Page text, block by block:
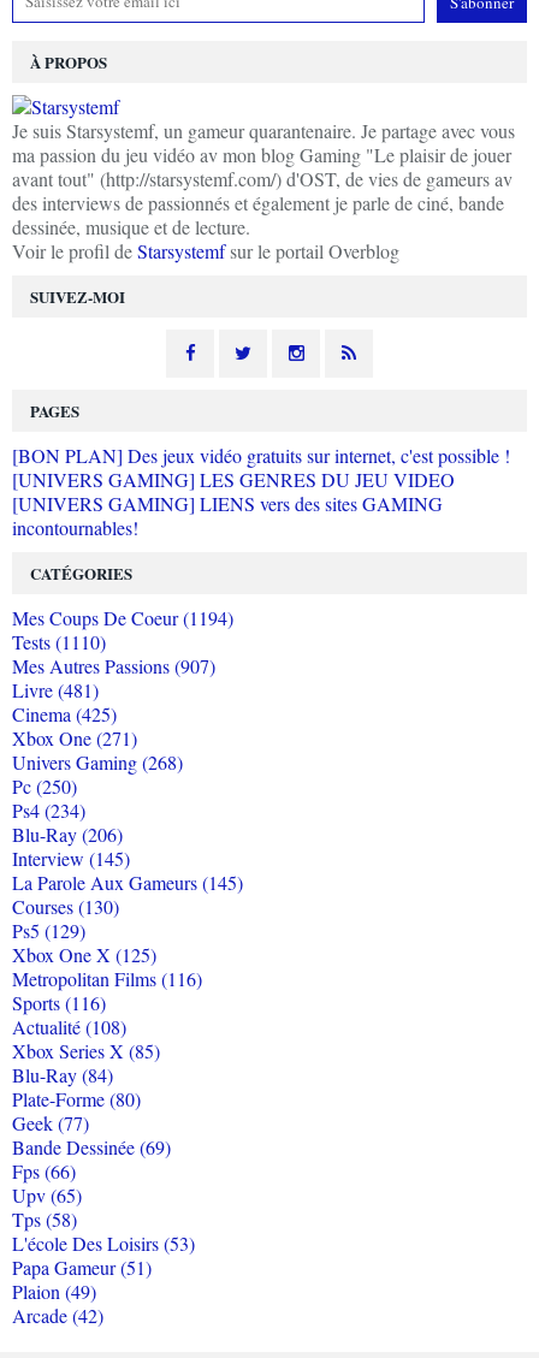
SUIVEZ-MOI
À PROPOS
Je suis Starsystemf, un gameur quarantenaire. Je partage avec vous
ma passion du jeu vidéo av mon blog Gaming "Le plaisir de jouer
avant tout" (http://starsystemf.com/) d'OST, de vies de gameurs av
des interviews de passionnés et également je parle de ciné, bande
dessinée, musique et de lecture.
Voir le profil deStarsystemfsur le portail Overblog
PAGES
[BON PLAN] Des jeux vidéo gratuits sur internet, c'est possible !
[UNIVERS GAMING] LES GENRES DU JEU VIDEO
[UNIVERS GAMING] LIENS vers des sites GAMING
incontournables!
CATÉGORIES
Mes Coups De Coeur (1194)
Tests (1110)
Mes Autres Passions (907)
Livre (481)
Cinema (425)
Xbox One (271)
Univers Gaming (268)
Pc (250)
Ps4 (234)
Blu-Ray (206)
Interview (145)
La Parole Aux Gameurs (145)
Courses (130)
Ps5 (129)
Xbox One X (125)
Metropolitan Films (116)
Sports (116)
Actualité (108)
Xbox Series X (85)
Blu-Ray (84)
Plate-Forme (80)
Geek (77)
Bande Dessinée (69)
Fps (66)
Upv (65)
Tps (58)
L'école Des Loisirs (53)
Papa Gameur (51)
Plaion (49)
Arcade (42)